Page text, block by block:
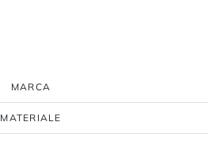
MARCA
MATERIALE